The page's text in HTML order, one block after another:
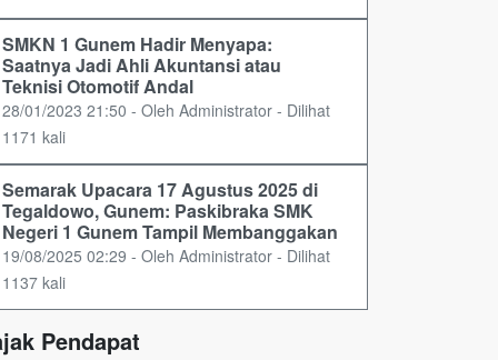
SMKN 1 Gunem Hadir Menyapa:
Saatnya Jadi Ahli Akuntansi atau
Teknisi Otomotif Andal
28/01/2023 21:50 - Oleh Administrator - Dilihat
1171 kali
Semarak Upacara 17 Agustus 2025 di
Tegaldowo, Gunem: Paskibraka SMK
Negeri 1 Gunem Tampil Membanggakan
19/08/2025 02:29 - Oleh Administrator - Dilihat
1137 kali
Pendapat